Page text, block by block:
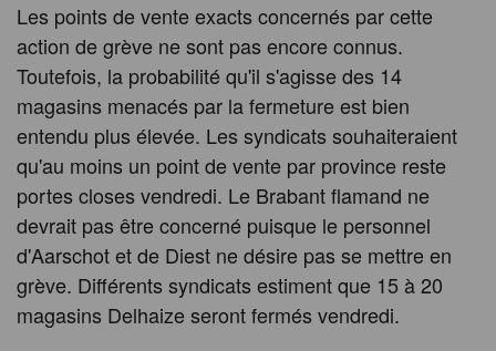
Les points de vente exacts concernés par cette
action de grève ne sont pas encore connus.
Toutefois, la probabilité qu'il s'agisse des 14
magasins menacés par la fermeture est bien
entendu plus élevée. Les syndicats souhaiteraient
qu'au moins un point de vente par province reste
portes closes vendredi. Le Brabant flamand ne
devrait pas être concerné puisque le personnel
d'Aarschot et de Diest ne désire pas se mettre en
grève. Différents syndicats estiment que 15 à 20
magasins Delhaize seront fermés vendredi.